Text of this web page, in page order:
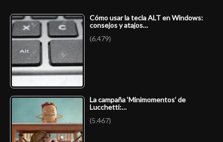
Cómo usar la tecla ALT en Windows:
consejos y atajos…
(6.479)
La campaña ‘Minimomentos’ de
Lucchetti:…
(5.467)